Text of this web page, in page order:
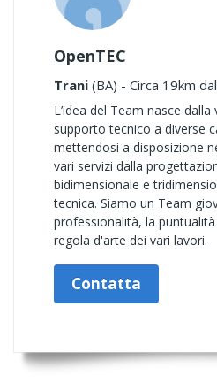
OpenTEC
Trani (BA) - Circa 19km
L’idea del Team nasce
supporto tecnico a diverse
mettendosi a disposizione
vari servizi dalla
bidimensionale e
tecnica. Siamo un Team
professionalità, la
regola d'arte dei vari lavori.
Contatta